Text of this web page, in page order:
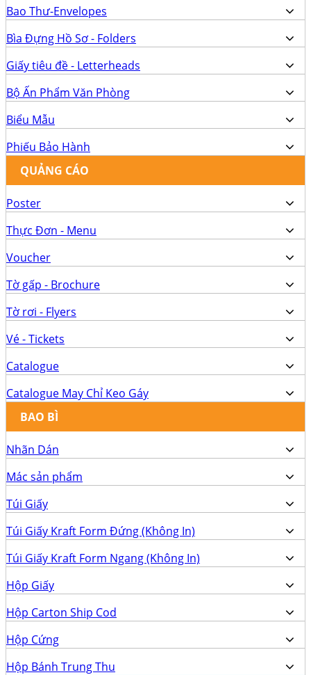
Bao Thư-Envelopes
Bìa Đựng Hồ Sơ - Folders
Giấy tiêu đề - Letterheads
Bộ Ấn Phẩm Văn Phòng
Biểu Mẫu
Phiếu Bảo Hành
QUẢNG CÁO
Poster
Thực Đơn - Menu
Voucher
Tờ gấp - Brochure
Tờ rơi - Flyers
Vé - Tickets
Catalogue
Catalogue May Chỉ Keo Gáy
BAO BÌ
Nhãn Dán
Mác sản phẩm
Túi Giấy
Túi Giấy Kraft Form Đứng (Không In)
Túi Giấy Kraft Form Ngang (Không In)
Hộp Giấy
Hộp Carton Ship Cod
Hộp Cứng
Hộp Bánh Trung Thu